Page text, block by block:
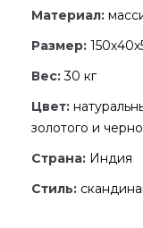
Материал:
Размер:
Вес:30 кг
Цвет:
золотого и
Страна: Индия
Стиль: